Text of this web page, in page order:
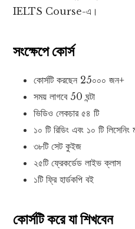
IELTS Course-এ।
সংক্ষেপে কোর্স
কোর্সটি করছেন 25০০০ জন+
সময় লাগবে 50 ঘন্টা
ভিডিও লেকচার ৫৪ টি
১০ টি রিডিং এবং ১০ টি লিসেনিং
৩৮টি সেট কুইজ
২৫টি ফ্রেকর্ডেড লাইভ ক্লাস
১টি ফ্রি হার্ডকপি বই
কোর্সটি করে যা শিখবেন